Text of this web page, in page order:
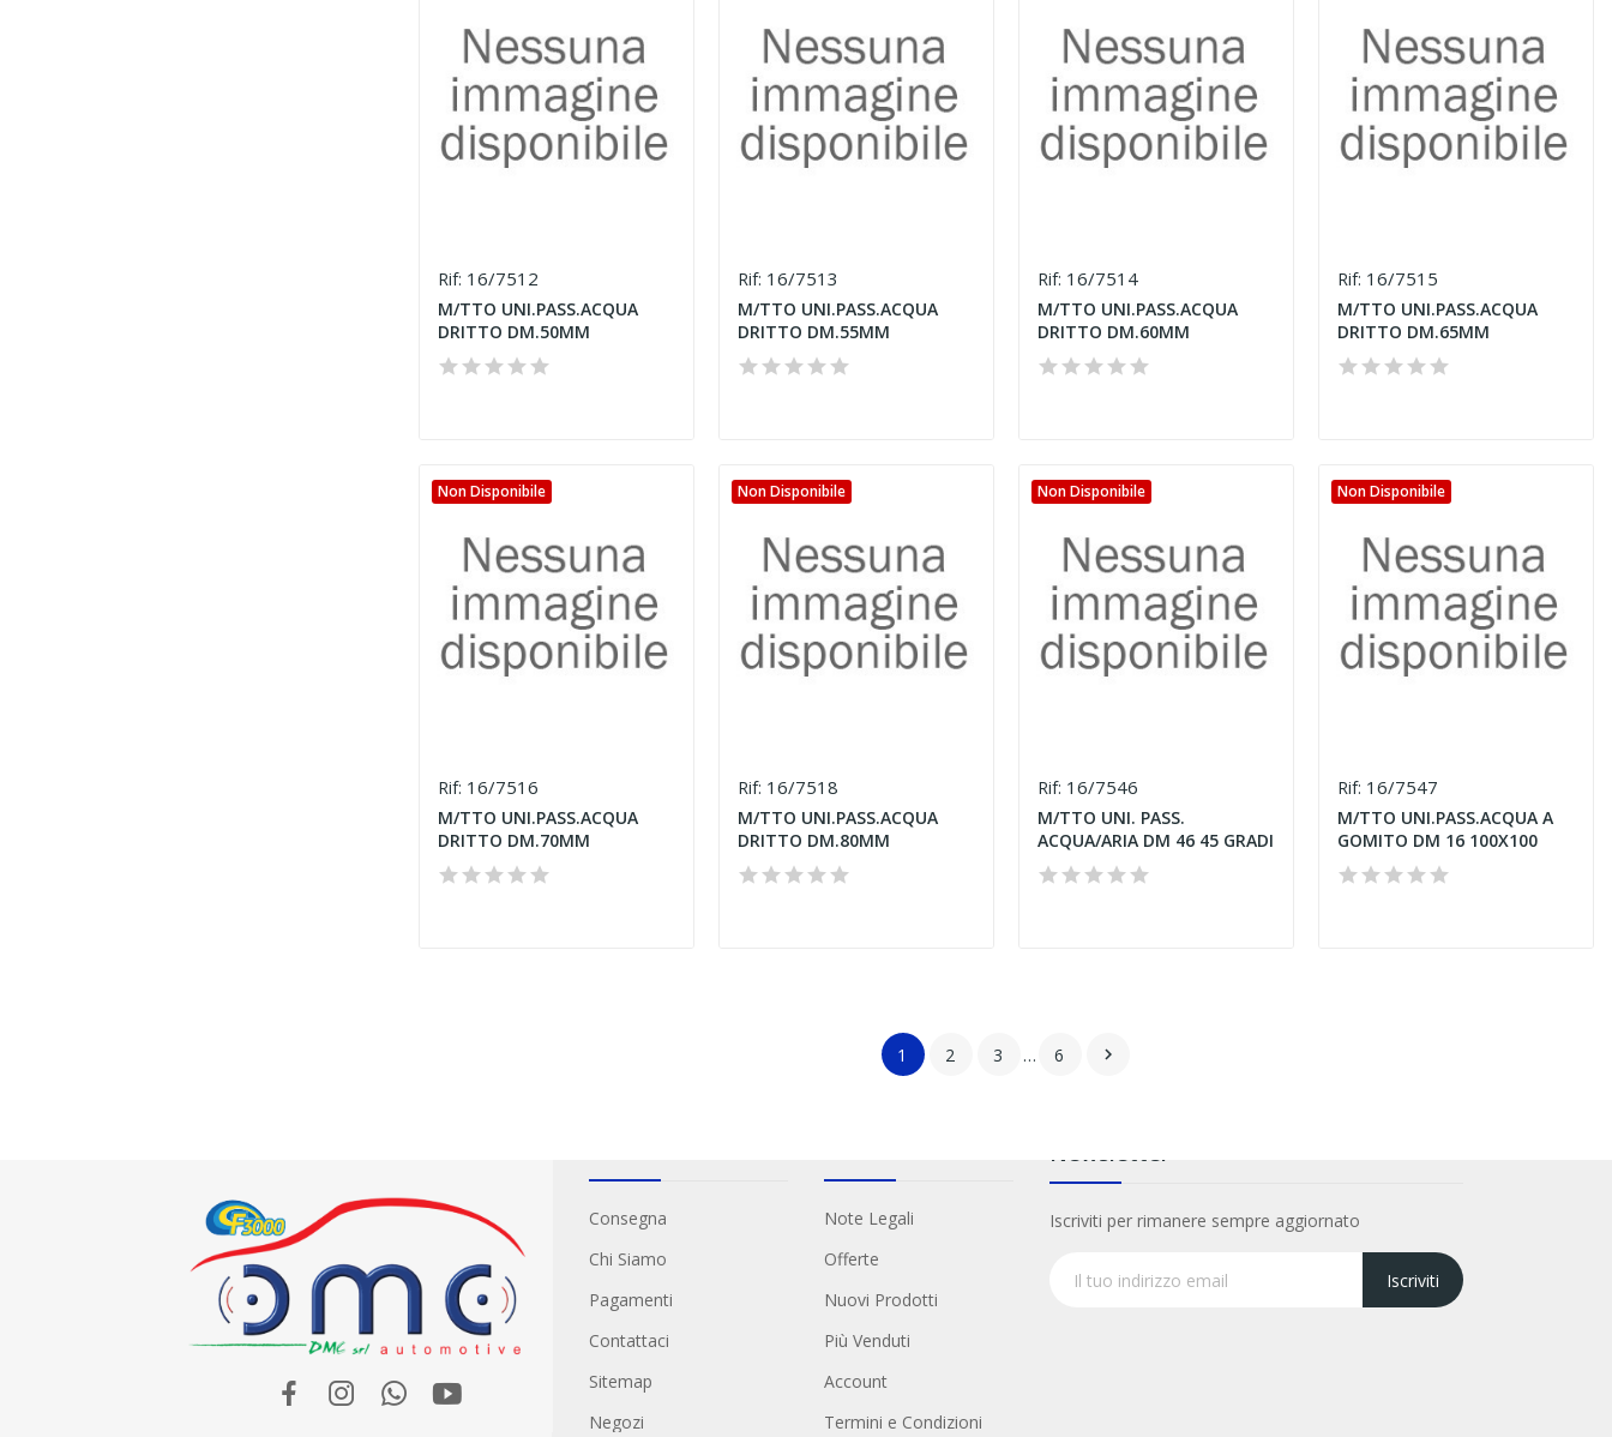
Rif: 16/7512
M/TTO UNI.PASS.ACQUA
DRITTO DM.50MM
Rif: 16/7513
M/TTO UNI.PASS.ACQUA
DRITTO DM.55MM
Rif: 16/7514
M/TTO UNI.PASS.ACQUA
DRITTO DM.60MM
Rif: 16/7515
M/TTO UNI.PASS.ACQUA
DRITTO DM.65MM
Non Disponibile
Rif: 16/7516
M/TTO UNI.PASS.ACQUA
DRITTO DM.70MM
Non Disponibile
Rif: 16/7518
M/TTO UNI.PASS.ACQUA
DRITTO DM.80MM
Non Disponibile
Rif: 16/7546
M/TTO UNI. PASS.
ACQUA/ARIA DM 46 45 GRADI
Non Disponibile
Rif: 16/7547
M/TTO UNI.PASS.ACQUA A
GOMITO DM 16 100X100
1 2 3 … 6 
Consegna
Chi Siamo
Pagamenti
Contattaci
Sitemap
Negozi
Note Legali
Offerte
Nuovi Prodotti
Più Venduti
Account
Termini e Condizioni
Newsletter
Iscriviti per rimanere sempre aggiornato
Iscriviti